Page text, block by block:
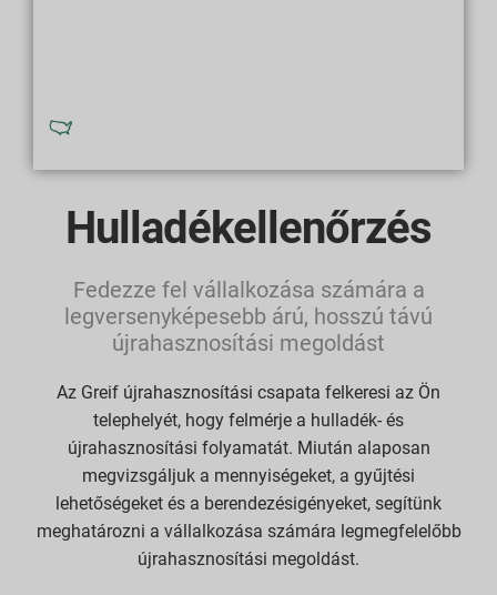
Hulladékellenőrzés
Fedezze fel vállalkozása számára a
legversenyképesebb árú, hosszú távú
újrahasznosítási megoldást
Az Greif újrahasznosítási csapata felkeresi az Ön
telephelyét, hogy felmérje a hulladék- és
újrahasznosítási folyamatát. Miután alaposan
megvizsgáljuk a mennyiségeket, a gyűjtési
lehetőségeket és a berendezésigényeket, segítünk
meghatározni a vállalkozása számára legmegfelelőbb
újrahasznosítási megoldást.